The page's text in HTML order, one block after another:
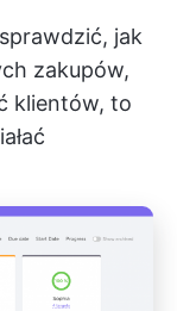
jak
zakupów,
klientów, to